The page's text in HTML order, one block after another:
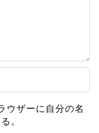
ウザーに自分の名
。